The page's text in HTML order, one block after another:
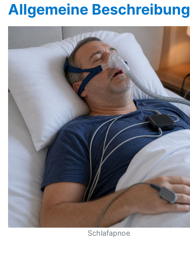
Allgemeine Beschreibung
Schlafapnoe